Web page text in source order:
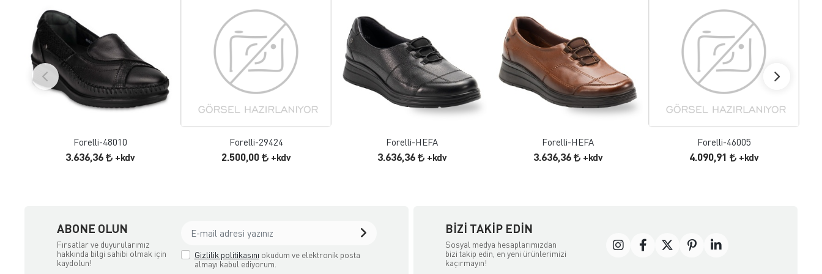
FAVORILERE EKLE
ÜRÜN İNCELE
Forelli-48010
3.636,36 +kdv
FAVORILERE EKLE
ÜRÜN İNCELE
Forelli-29424
2.500,00 +kdv
FAVORILERE EKLE
ÜRÜN İNCELE
Forelli-HEFA
3.636,36 +kdv
FAVORILERE EKLE
ÜRÜN İNCELE
Forelli-HEFA
3.636,36 +kdv
FAVORILERE EKLE
ÜRÜN İNCELE
Forelli-46005
4.090,91 +kdv
ABONE OLUN
Fırsatlar ve duyurularımız
hakkında bilgi sahibi olmak için
kaydolun!
Gizlilik politikasını okudum ve elektronik posta
almayı kabul ediyorum.
BIZI TAKIP EDIN
Sosyal medya hesaplarımızdan
bizi takip edin, en yeni ürünlerimizi
kaçırmayın!